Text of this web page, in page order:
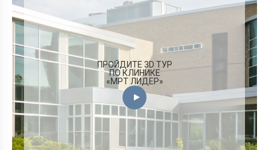
ПРОЙДИТЕ 3D ТУР
ПО КЛИНИКЕ
«МРТ ЛИДЕР»